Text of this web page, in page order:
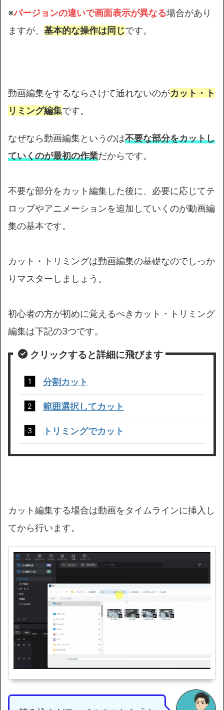
※バージョンの違いで画面表示が異なる場合があり
ますが、 基本的な操作は同じです。
動画編集をするならさけて通れないのがカット・ト
リミング編集です。
なぜなら動画編集というのは不要な部分をカットし
ていくのが最初の作業だからです。
不要な部分をカット編集した後に、必要に応じてテ
ロップやアニメーションを追加していくのが動画編
集の基本です。
カット・トリミングは動画編集の基礎なのでしっか
りマスターしましょう。
初心者の方が初めに覚えるべきカット・トリミング
編集は下記の3つです。
クリックすると詳細に飛びます
分割カット
範囲選択してカット
トリミングでカット
カット編集する場合は動画をタイムラインに挿入し
てから行います。